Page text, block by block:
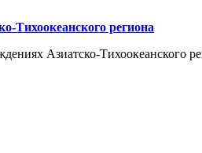
Тихоокеанского региона
Азиатско-Тихоокеанского